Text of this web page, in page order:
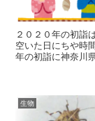
２０２０年の初詣
空いた日にちや時
年の初詣に神奈川
生物